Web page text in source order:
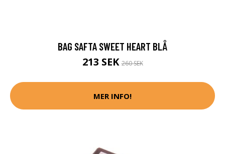
BAG SAFTA SWEET HEART BLÅ
213 SEK260 SEK
MER INFO!